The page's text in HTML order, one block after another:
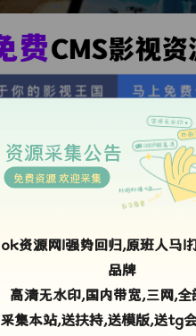
资源采集公告
免费资源 欢迎采集
ok资源网!强势回归,原班人马!
品牌
高清无水印,国内带宽,三网,全
采集本站,送扶持,送模版,送tg